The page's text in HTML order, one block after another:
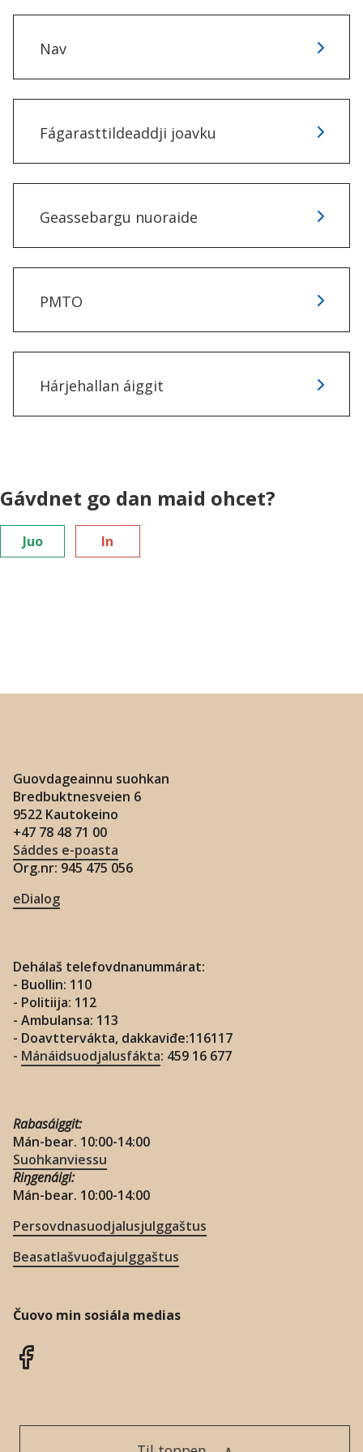
Nav
Fágarasttildeaddji joavku
Geassebargu nuoraide
PMTO
Hárjehallan áiggit
Gávdnet go dan maid ohcet?
Juo In
Guovdageainnu suohkan
Bredbuktnesveien 6
9522 Kautokeino
+47 78 48 71 00
Sáddes e-poasta
Org.nr: 945 475 056
eDialog
Dehálaš telefovdnanummárat:
- Buollin: 110
- Politiija: 112
- Ambulansa: 113
- Doavttervákta, dakkaviđe:116117
- Mánáidsuodjalusfákta: 459 16 677
Rabasáiggit:
Mán-bear. 10:00-14:00
Suohkanviessu
Riŋgenáigi:
Mán-bear. 10:00-14:00
Persovdnasuodjalusjulggaštus
Beasatlašvuođajulggaštus
Čuovo min sosiála medias